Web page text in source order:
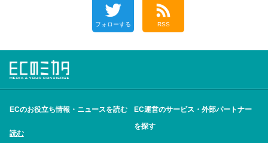
フォローする RSS
ECのお役立ち情報・ニュースを読む
読む
EC運営のサービス・外部パートナー
を探す